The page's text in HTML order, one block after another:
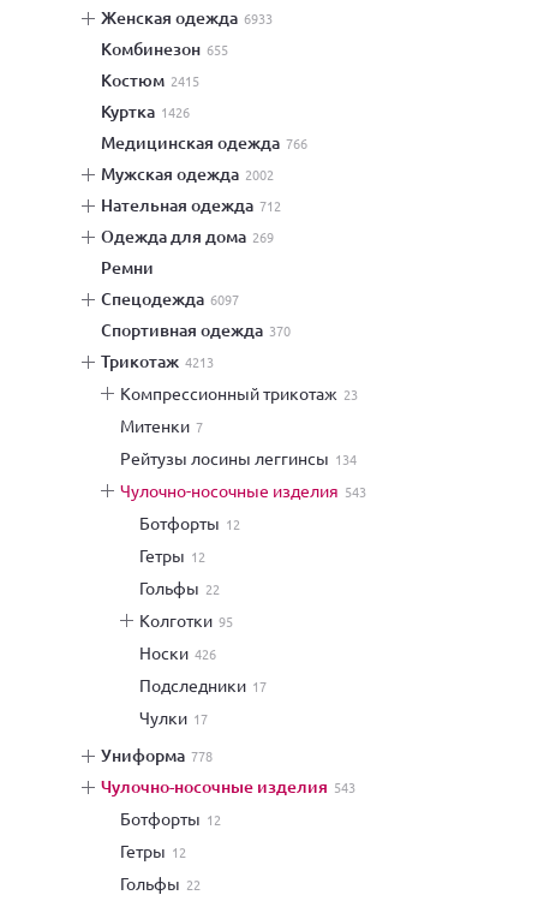
женская одежда 6933
комбинезон 655
костюм 2415
куртка 1426
медицинская одежда 766
мужская одежда 2002
нательная одежда 712
одежда для дома 269
ремни
спецодежда 6097
спортивная одежда 370
трикотаж 4213
компрессионный трикотаж 23
митенки 7
рейтузы лосины леггинсы 134
чулочно-носочные изделия 543
ботфорты 12
гетры 12
гольфы 22
колготки 95
носки 426
подследники 17
чулки 17
униформа 778
чулочно-носочные изделия 543
ботфорты 12
гетры 12
гольфы 22